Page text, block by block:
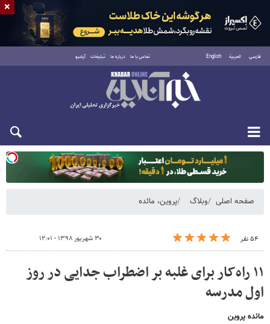
فارسی العربية English تماس با ما درباره ما تبلیغات آرشیو
یکشنبه ۱۸ مرداد ۱۴۰۵
صفحه اصلی وبلاگ پروین، مائده
۵۴ نفر ۳۰ شهریور ۱۳۹۸ - ۱۲:۰۱
۱۱ راه‌کار برای غلبه بر اضطراب جدایی در روز
اول مدرسه
مائده پروین
×